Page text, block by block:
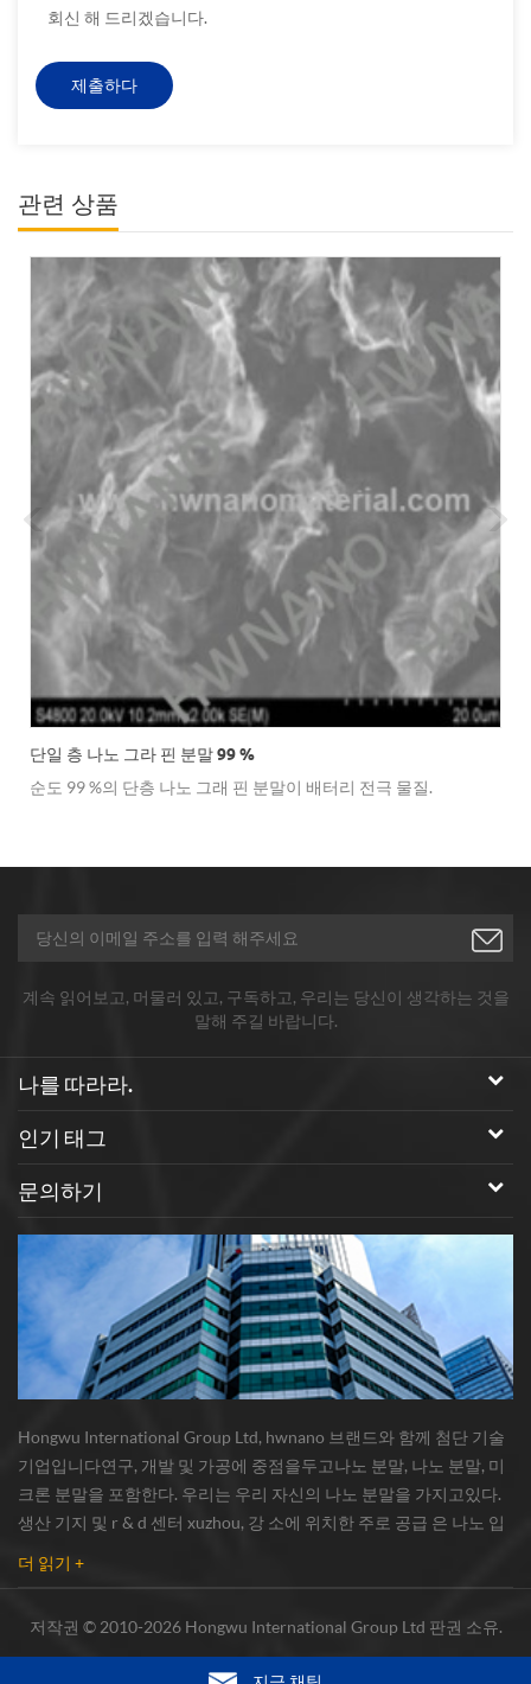
회신 해 드리겠습니다.
관련 상품
단일 층 나노 그라 핀 분말 99 %
순도 99 %의 단층 나노 그래 핀 분말이 배터리 전극 물질.
계속 읽어보고, 머물러 있고, 구독하고, 우리는 당신이 생각하는 것을
말해 주길 바랍니다.
나를 따라라.
인기 태그
문의하기
Hongwu International Group Ltd, hwnano 브랜드와 함께 첨단 기술
기업입니다연구, 개발 및 가공에 중점을두고나노 분말, 나노 분말, 미
크론 분말을 포함한다. 우리는 우리 자신의 나노 분말을 가지고있다.
생산 기지 및 r & d 센터 xuzhou, 강 소에 위치한 주로 공급 은 나노 입
하게 유명한 연구와 협력했다.대학, 국내 선도 기술 공장 및 국립 연구
더 읽기 +
저작권 © 2010-2026 Hongwu International Group Ltd 판권 소유.